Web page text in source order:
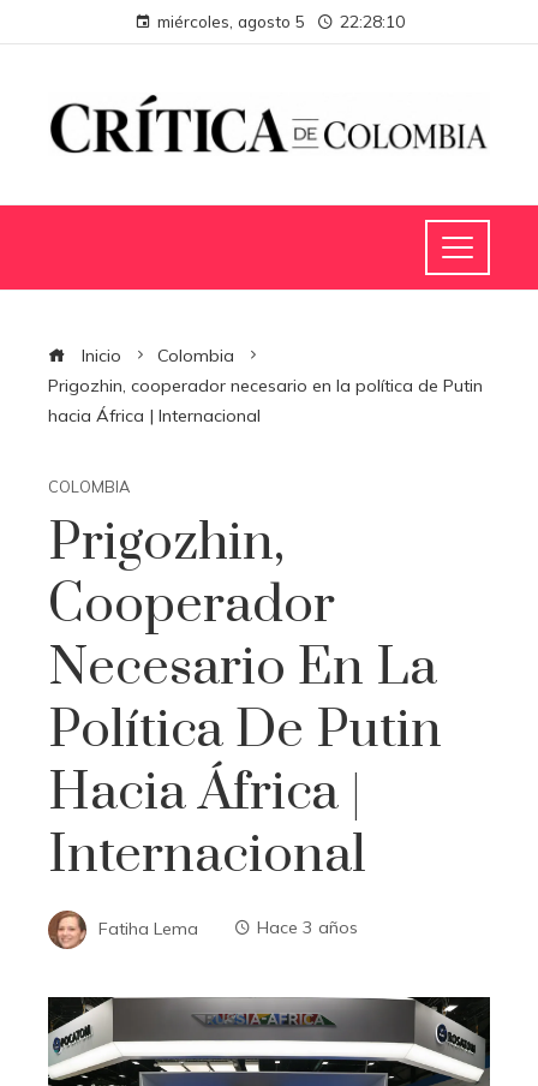
miércoles, agosto 5 22:28:11
Inicio
Colombia
Prigozhin, cooperador necesario en la política de Putin
hacia África | Internacional
COLOMBIA
Prigozhin,
Cooperador
Necesario En La
Política De Putin
Hacia África |
Internacional
Fatiha Lema Hace 3 años